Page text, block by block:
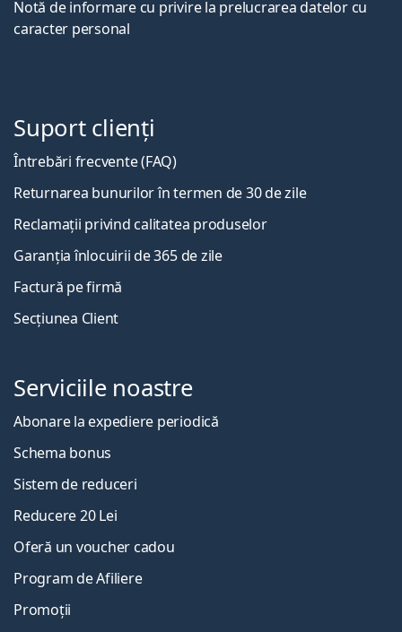
Notă de informare cu privire la prelucrarea datelor cu
caracter personal
Suport clienți
Întrebări frecvente (FAQ)
Returnarea bunurilor în termen de 30 de zile
Reclamații privind calitatea produselor
Garanția înlocuirii de 365 de zile
Factură pe firmă
Secțiunea Client
Serviciile noastre
Abonare la expediere periodică
Schema bonus
Sistem de reduceri
Reducere 20 Lei
Oferă un voucher cadou
Program de Afiliere
Promoții